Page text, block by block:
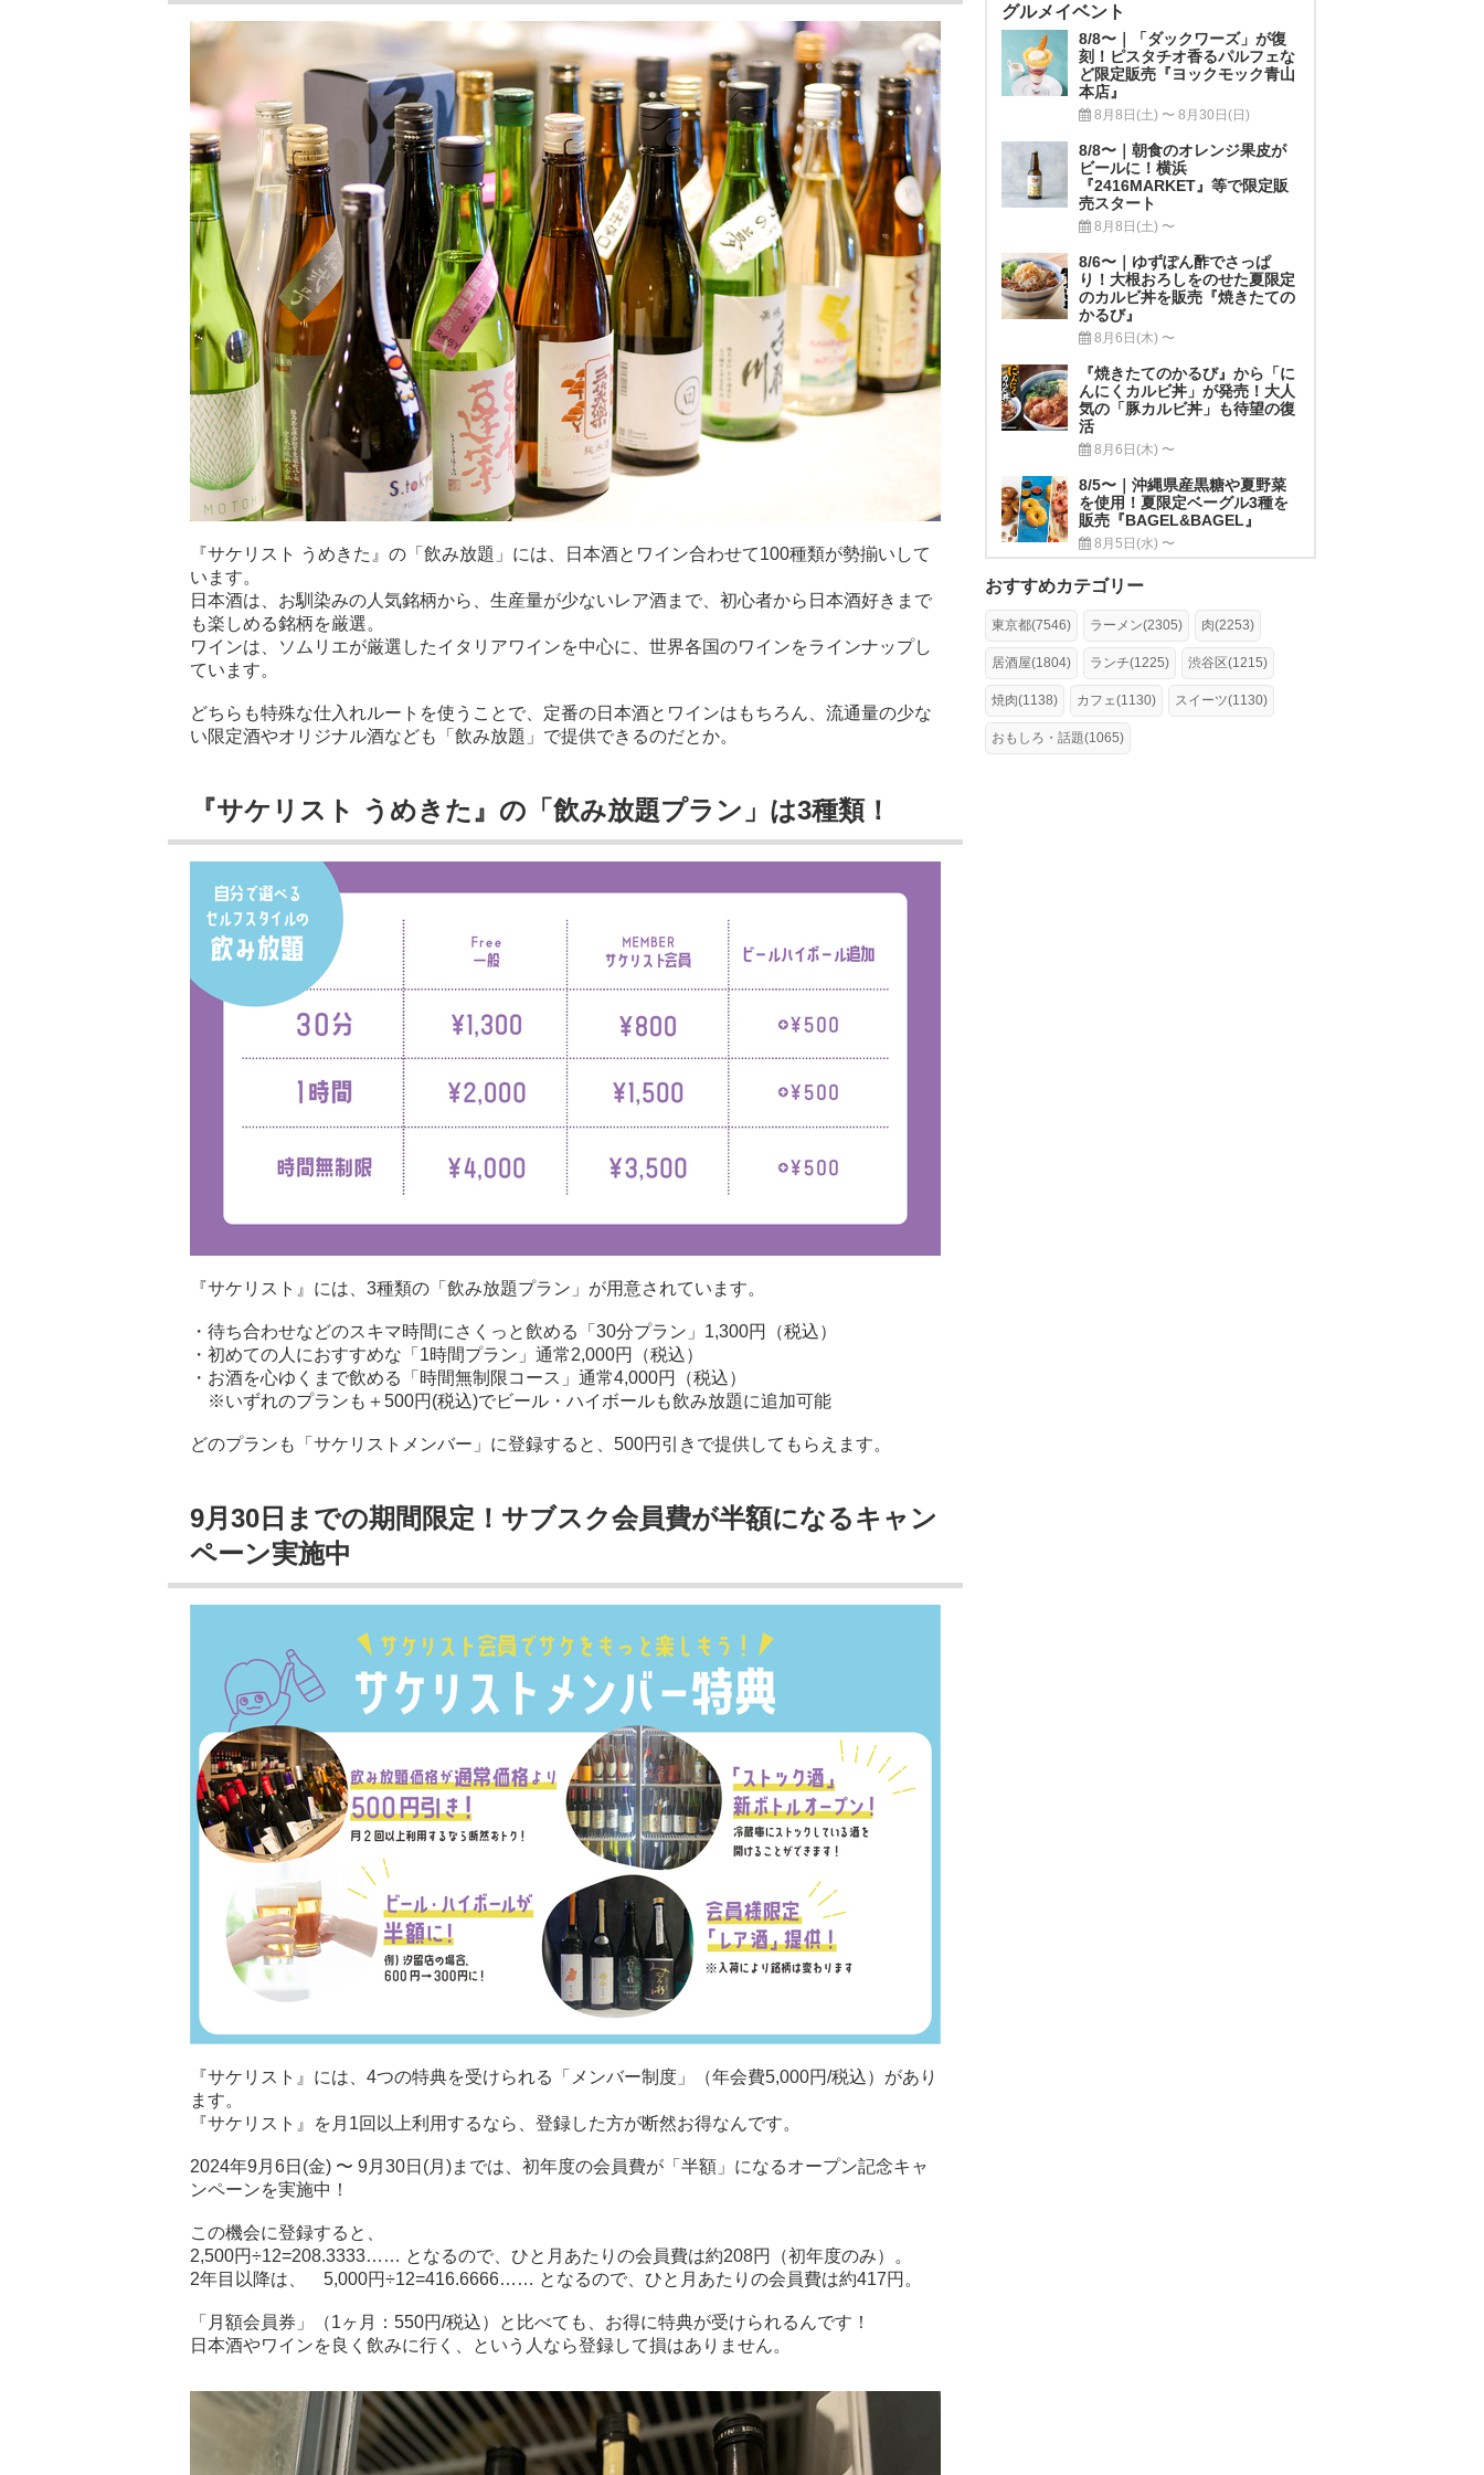
『サケリスト うめきた』の「飲み放題」には、日本酒とワイン合わせて100種類が勢揃いして
います。
日本酒は、お馴染みの人気銘柄から、生産量が少ないレア酒まで、初心者から日本酒好きまで
も楽しめる銘柄を厳選。
ワインは、ソムリエが厳選したイタリアワインを中心に、世界各国のワインをラインナップし
ています。
どちらも特殊な仕入れルートを使うことで、定番の日本酒とワインはもちろん、流通量の少な
い限定酒やオリジナル酒なども「飲み放題」で提供できるのだとか。
『サケリスト うめきた』の「飲み放題プラン」は3種類！
『サケリスト』には、3種類の「飲み放題プラン」が用意されています。
・待ち合わせなどのスキマ時間にさくっと飲める「30分プラン」1,300円（税込）
・初めての人におすすめな「1時間プラン」通常2,000円（税込）
・お酒を心ゆくまで飲める「時間無制限コース」通常4,000円（税込）
※いずれのプランも＋500円(税込)でビール・ハイボールも飲み放題に追加可能
どのプランも「サケリストメンバー」に登録すると、500円引きで提供してもらえます。
9月30日までの期間限定！サブスク会員費が半額になるキャン
ペーン実施中
『サケリスト』には、4つの特典を受けられる「メンバー制度」（年会費5,000円/税込）があり
ます。
『サケリスト』を月1回以上利用するなら、登録した方が断然お得なんです。
2024年9月6日(金) 〜 9月30日(月)までは、初年度の会員費が「半額」になるオープン記念キャ
ンペーンを実施中！
この機会に登録すると、
2,500円÷12=208.3333…… となるので、ひと月あたりの会員費は約208円（初年度のみ）。
2年目以降は、 5,000円÷12=416.6666…… となるので、ひと月あたりの会員費は約417円。
「月額会員券」（1ヶ月：550円/税込）と比べても、お得に特典が受けられるんです！
日本酒やワインを良く飲みに行く、という人なら登録して損はありません。
グルメイベント
8/8〜｜「ダックワーズ」が復
刻！ピスタチオ香るパルフェな
ど限定販売『ヨックモック青山
本店』
8月8日(土) 〜 8月30日(日)
8/8〜｜朝食のオレンジ果皮が
ビールに！横浜
『2416MARKET』等で限定販
売スタート
8月8日(土) 〜
8/6〜｜ゆずぽん酢でさっぱ
り！大根おろしをのせた夏限定
のカルビ丼を販売『焼きたての
かるび』
8月6日(木) 〜
『焼きたてのかるび』から「に
んにくカルビ丼」が発売！大人
気の「豚カルビ丼」も待望の復
活
8月6日(木) 〜
8/5〜｜沖縄県産黒糖や夏野菜
を使用！夏限定ベーグル3種を
販売『BAGEL&BAGEL』
8月5日(水) 〜
おすすめカテゴリー
東京都(7546) ラーメン(2305) 肉(2253)
居酒屋(1804) ランチ(1225) 渋谷区(1215)
焼肉(1138) カフェ(1130) スイーツ(1130)
おもしろ・話題(1065)